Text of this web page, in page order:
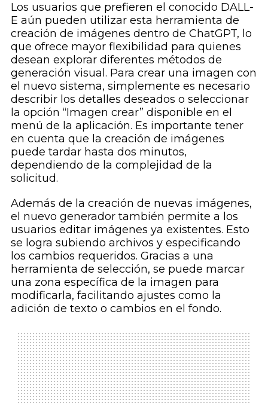
Los usuarios que prefieren el conocido DALL-
E aún pueden utilizar esta herramienta de
creación de imágenes dentro de ChatGPT, lo
que ofrece mayor flexibilidad para quienes
desean explorar diferentes métodos de
generación visual. Para crear una imagen con
el nuevo sistema, simplemente es necesario
describir los detalles deseados o seleccionar
la opción “Imagen crear” disponible en el
menú de la aplicación. Es importante tener
en cuenta que la creación de imágenes
puede tardar hasta dos minutos,
dependiendo de la complejidad de la
solicitud.
Además de la creación de nuevas imágenes,
el nuevo generador también permite a los
usuarios editar imágenes ya existentes. Esto
se logra subiendo archivos y especificando
los cambios requeridos. Gracias a una
herramienta de selección, se puede marcar
una zona específica de la imagen para
modificarla, facilitando ajustes como la
adición de texto o cambios en el fondo.